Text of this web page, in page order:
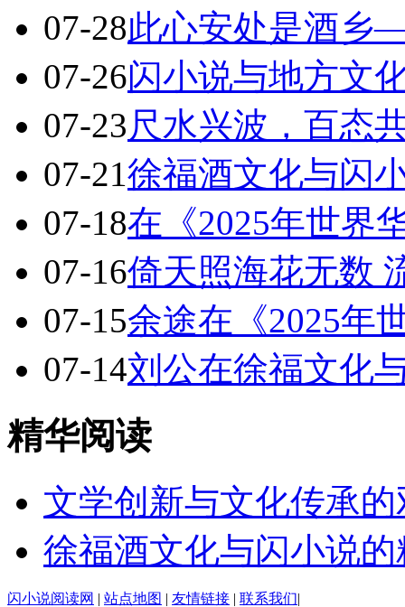
07-28此心安处是酒
07-26闪小说与地方文
07-23尺水兴波，百
07-21徐福酒文化与闪
07-18在《2025年世界
07-16倚天照海花无数
07-15余途在《2025年
07-14刘公在徐福文化
精华阅读
文学创新与文化传承
徐福酒文化与闪小说
闪小说阅读网 | 站点地图 | 友情链接 | 联系我们|